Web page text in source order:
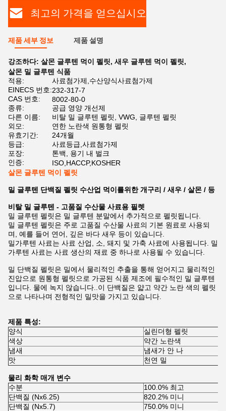
최고의 가격을 얻으십시오
제품 세부 정보 제품 설명
강조하다: 살몬 글루텐 먹이 펠릿, 새우 글루텐 먹이 펠릿,
살몬 밀 글루텐 식품
적용:
사료첨가제,수산양식사료첨가제
EINECS 번호:232-317-7
CAS 번호:
8002-80-0
종류:
공급 영양 개선제
다른 이름:
비탈 밀 글루텐 펠릿, VWG, 글루텐 펠릿
외모:
연한 노란색 원통형 펠릿
유효기간:
24개월
등급:
사료등급,사료첨가제
포장:
톤백, 용기 내 벌크
인증:
ISO,HACCP,KOSHER
살몬 글루텐 먹이 펠릿
밀 글루텐 단백질 펠릿 수산업 먹이를위한 개구리 / 새우 / 살몬 / 등
비탈 밀 글루텐 - 고품질 수산물 사료용 필렛
밀 글루텐 펠릿은 밀 글루텐 분말에서 추가적으로 펠릿됩니다.
밀 글루텐 펠릿은 주로 고품질 수산물 사료의 기본 원료로 사용되
며, 예를 들어 연어, 깊은 바다 새우 등이 있습니다.
밀가루텐 사료는 사료 산업, 소, 돼지 및 가축 사료에 사용됩니다. 밀
가루텐 사료는 사료 생산의 재료 중 하나로 사용될 수 있습니다.
밀 단백질 펠릿은 밀에서 물리적인 추출을 통해 얻어지고 물리적인
진압으로 원통형 펠릿으로 가공된 식품 제조에 필수적인 밀 글루텐
입니다. 물에 녹지 않습니다..이 단백질은 얇고 약간 노란 색의 펠릿
으로 나타나며 전형적인 밀맛을 가지고 있습니다.
제품 특성:
양식
실린더형 펠릿
색상
약간 노란색
냄새
냄새가 안 나
맛
천연 밀
물리 화학 매개 변수
수분
100.0% 최고
단백질 (Nx6.25)
820.2% 미니
단백질 (Nx5.7)
750.0% 미니